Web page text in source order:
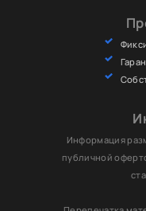
Информация
публичной